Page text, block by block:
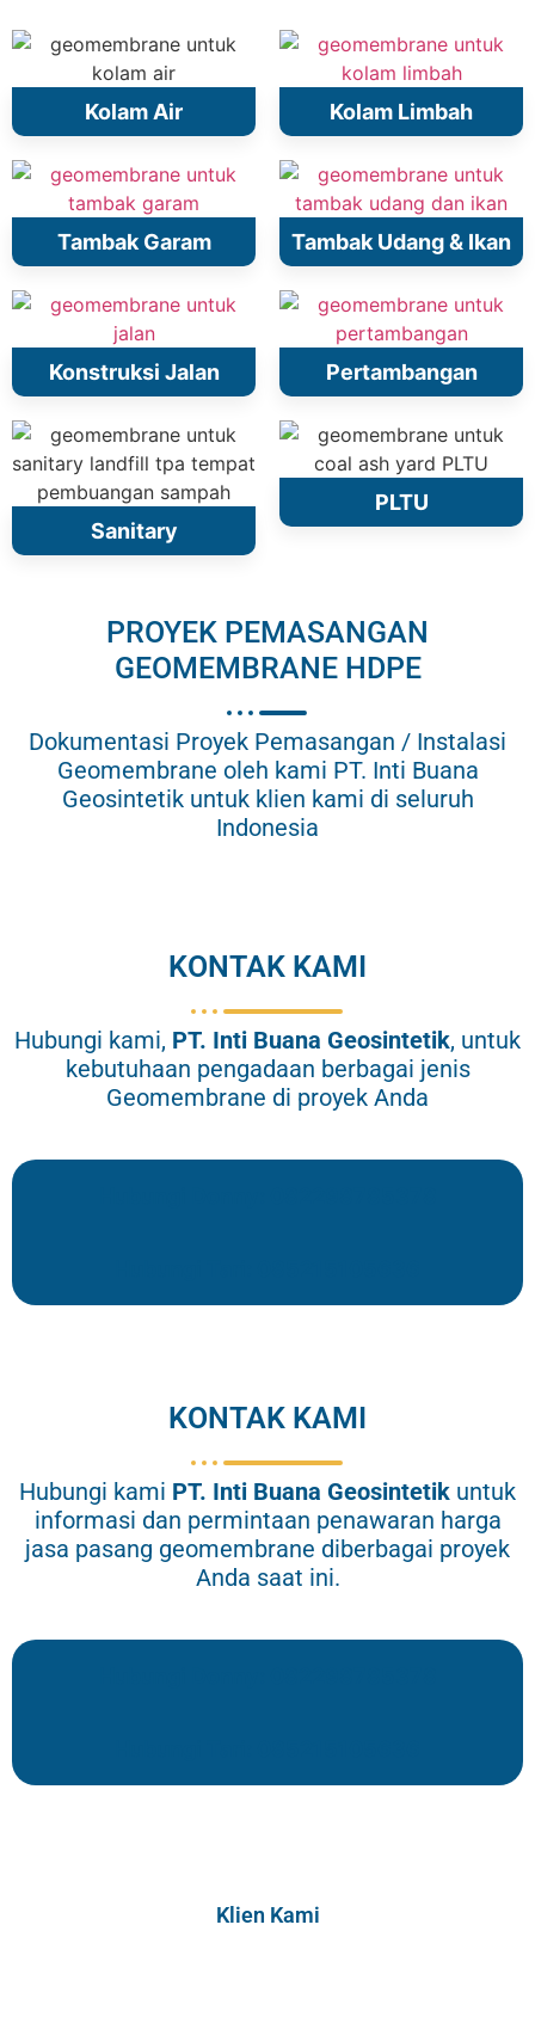
Kolam Air Kolam Limbah
Tambak Garam Tambak Udang & Ikan
Konstruksi Jalan Pertambangan
Sanitary
PLTU
PROYEK PEMASANGAN
GEOMEMBRANE HDPE
Dokumentasi Proyek Pemasangan / Instalasi
Geomembrane oleh kami PT. Inti Buana
Geosintetik untuk klien kami di seluruh
Indonesia
KONTAK KAMI
Hubungi kami, PT. Inti Buana Geosintetik, untuk
kebutuhaan pengadaan berbagai jenis
Geomembrane di proyek Anda
KONTAK KAMI
Hubungi kami PT. Inti Buana Geosintetik untuk
informasi dan permintaan penawaran harga
jasa pasang geomembrane diberbagai proyek
Anda saat ini.
Klien Kami